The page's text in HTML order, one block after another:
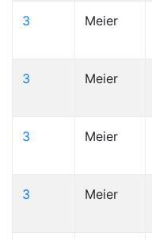
3 Meier
3 Meier
3 Meier
3 Meier